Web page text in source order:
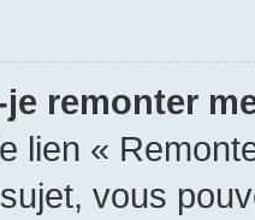
remonter
lien «
vous